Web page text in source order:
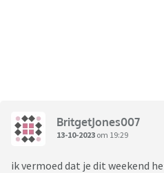
BritgetJones007
13-10-2023 om 19:29
ik vermoed dat je dit weekend